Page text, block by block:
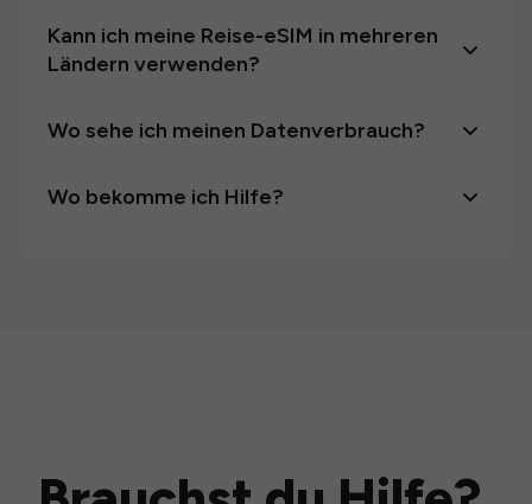
Kann ich meine Reise-eSIM in mehreren
Ländern verwenden?
Wo sehe ich meinen Datenverbrauch?
Wo bekomme ich Hilfe?